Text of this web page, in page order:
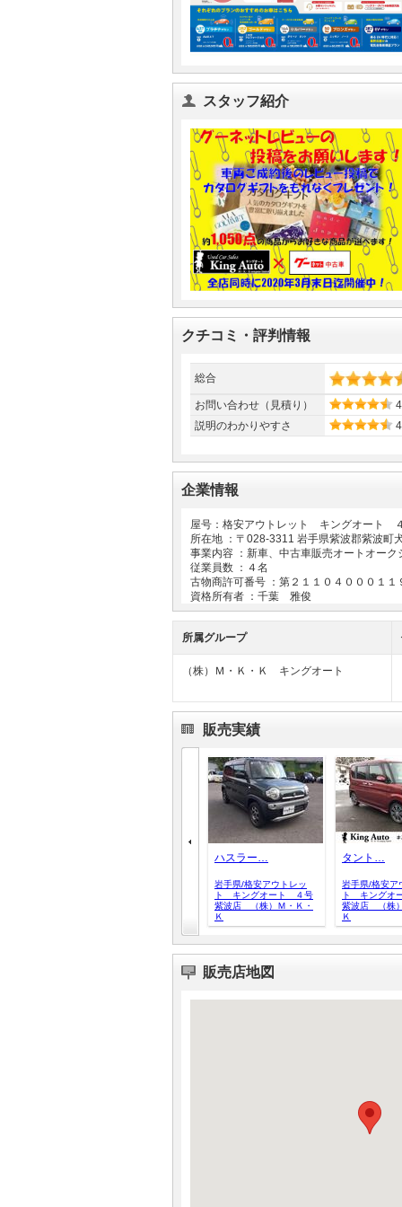
スタッフ紹介
クチコミ・評判情報
総合
お問い合わせ（見積り）
説明のわかりやすさ
企業情報
屋号：格安アウトレット キングオート
所在地 ：〒 028-3311 岩手県紫波郡紫波町
事業内容 ：新車、中古車販売オートオー
従業員数 ：４名
古物商許可番号 ：第２１１０４０００１１
資格所有者 ：千葉 雅俊
所属グループ
（株）Ｍ・Ｋ・Ｋ キングオート
販売実績
ハスラー…
岩手県/格安アウトレッ
ト キングオート ４号
紫波店 （株）Ｍ・Ｋ・
Ｋ
タント…
岩手県/格安ア
ト キングオ
紫波店 （株
Ｋ
販売店地図